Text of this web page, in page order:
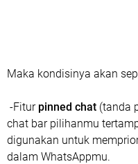
Maka kondisinya akan
-Fitur pinned chat (tanda
chat bar pilihanmu
digunakan untuk
dalam WhatsAppmu.